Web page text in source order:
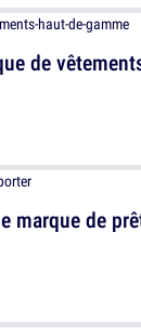
marque de
de